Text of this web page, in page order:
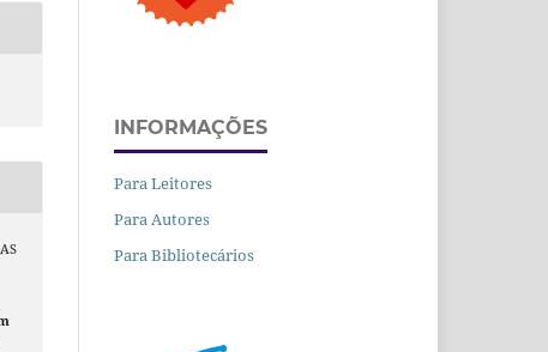
INFORMAÇÕES
Para Leitores
Para Autores
Para Bibliotecários